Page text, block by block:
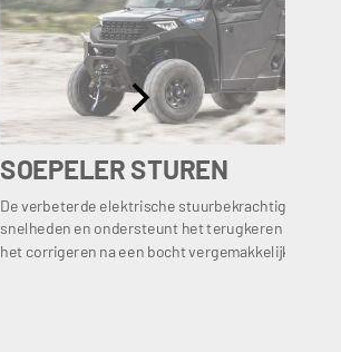
SOEPELER STUREN
De verbeterde elektrische stuurbekrachtiging
snelheden en ondersteunt het terugkeren van het
het corrigeren na een bocht vergemakkelijkt.